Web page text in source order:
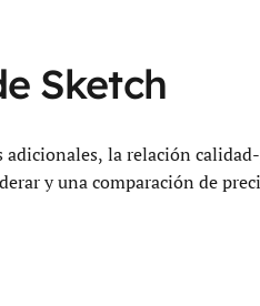
Sketch
adicionales, la relación
y una comparación de